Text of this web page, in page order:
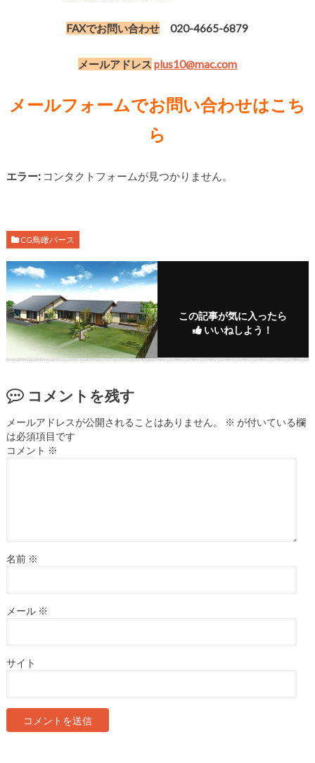
FAXでお問い合わせ 020-4665-6879
メールアドレス plus10@mac.com
メールフォームでお問い合わせはこち
ら
エラー:コンタクトフォームが見つかりません。
CG鳥瞰パース
この記事が気に入ったら
いいねしよう！
コメントを残す
メールアドレスが公開されることはありません。 ※ が付いている欄
は必須項目です
コメント ※
名前 ※
メール ※
サイト